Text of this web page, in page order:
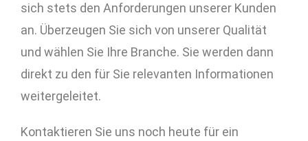
sich stets den Anforderungen unserer Kunden
an. Überzeugen Sie sich von unserer Qualität
und wählen Sie Ihre Branche. Sie werden dann
direkt zu den für Sie relevanten Informationen
weitergeleitet.
Kontaktieren Sie uns noch heute für ein